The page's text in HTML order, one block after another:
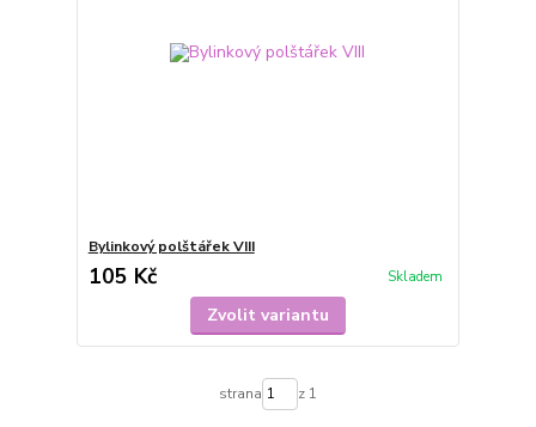
Bylinkový polštářek VIII
105 Kč Skladem
Zvolit variantu
strana z 1